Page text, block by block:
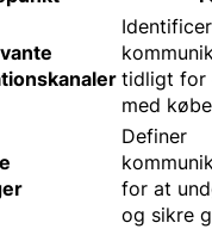
tidligt for
med
Definer
for at
og sikre